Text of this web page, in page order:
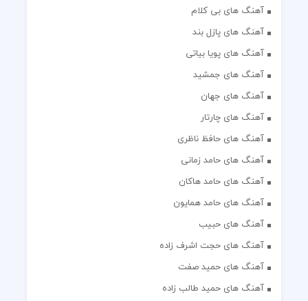
آهنگ های بی کلام
آهنگ های پازل بند
آهنگ های پویا بیاتی
آهنگ های جمشید
آهنگ های جهان
آهنگ های چارتار
آهنگ های حافظ ناظری
آهنگ های حامد زمانی
آهنگ های حامد هاکان
آهنگ های حامد همایون
آهنگ های حبیب
آهنگ های حجت اشرف زاده
آهنگ های حمید صفت
آهنگ های حمید طالب زاده